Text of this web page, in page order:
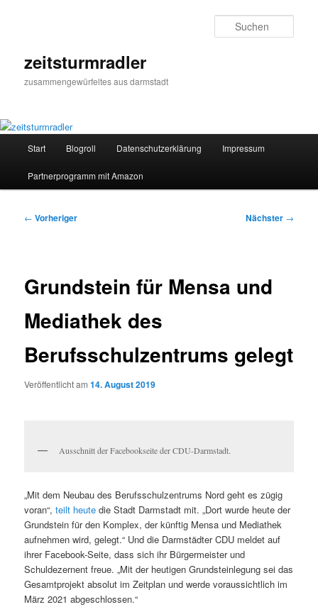
zeitsturmradler
zusammengewürfeltes aus darmstadt
Start Blogroll Datenschutzerklärung Impressum
Partnerprogramm mit Amazon
Beitragsnavigation
← Vorheriger Nächster →
Grundstein für Mensa und
Mediathek des
Berufsschulzentrums gelegt
Veröffentlicht am14. August 2019
Ausschnitt der Facebookseite der CDU-Darmstadt.
„Mit dem Neubau des Berufsschulzentrums Nord geht es zügig
voran“,teilt heute die Stadt Darmstadt mit. „Dort wurde heute der
Grundstein für den Komplex, der künftig Mensa und Mediathek
aufnehmen wird, gelegt.“ Und die Darmstädter CDU meldet auf
ihrer Facebook-Seite, dass sich ihr Bürgermeister und
Schuldezernent freue. „Mit der heutigen Grundsteinlegung sei das
Gesamtprojekt absolut im Zeitplan und werde voraussichtlich im
März 2021 abgeschlossen.“